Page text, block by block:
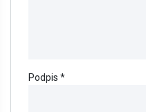
Podpis *